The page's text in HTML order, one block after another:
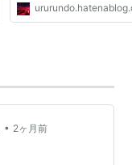
• 2ヶ月前